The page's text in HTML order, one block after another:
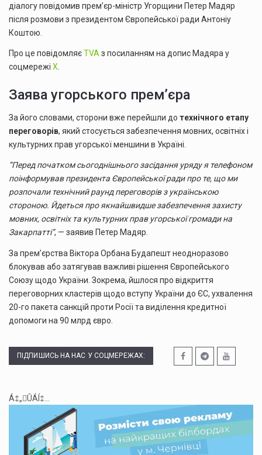
діалогу повідомив прем’єр-міністр Угорщини Петер Мадяр
після розмови з президентом Європейської ради Антоніу
Коштою.
Про це повідомляєTVA з посиланням на допис Мадяра у
соцмережі X
Заява угорського премʼєра
За його словами, сторони вже перейшли до технічного етапу
переговорів, який стосується забезпечення мовних, освітніх і
культурних прав угорської меншини в Україні.
“Перед початком сьогоднішнього засідання уряду я телефоном
поінформував президента Європейської ради про те, що ми
розпочали технічний раунд переговорів з українською
стороною. Йдеться про якнайшвидше забезпечення захисту
мовних, освітніх та культурних прав угорської громади на
Закарпатті”, — заявив Петер Мадяр.
За прем’єрства Віктора Орбана Будапешт неодноразово
блокував або затягував важливі рішення Європейського
Союзу щодо України. Зокрема, йшлося про відкриття
переговорних кластерів щодо вступу України до ЄС, ухвалення
20-го пакета санкцій проти Росії та виділення кредитної
допомоги на 90 млрд євро.
ПІДПИШИСЬ НА НАС У СОЦМЕРЕЖАХ:
Á‡„ÛÁÍ‡...